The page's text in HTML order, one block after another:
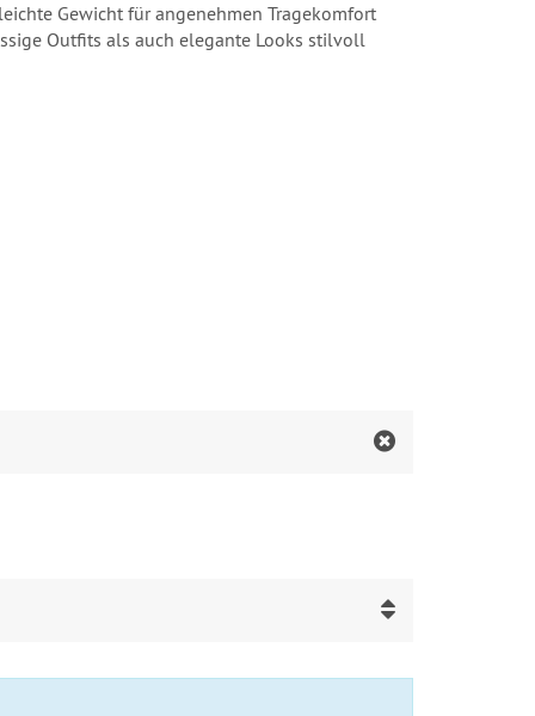
Gewicht für angenehmen Tragekomfort
Outfits als auch elegante Looks stilvoll